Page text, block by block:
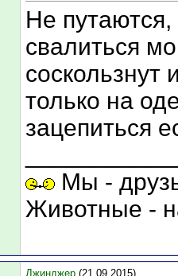
Не
свалиться
только на
зацепиться
Мы -
Животные -
Джинджер (21.09.2015)